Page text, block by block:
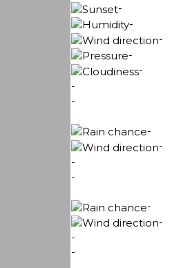
-
-
-
-
-
-
-
-
-
-
-
-
-
-
-